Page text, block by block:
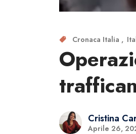
Cronaca Italia
Cristina
Aprile 26,